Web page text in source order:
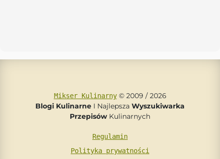
Mikser Kulinarny© 2009 / 2026
Blogi Kulinarne I Najlepsza Wyszukiwarka
Przepisów Kulinarnych
Regulamin
Polityka prywatności